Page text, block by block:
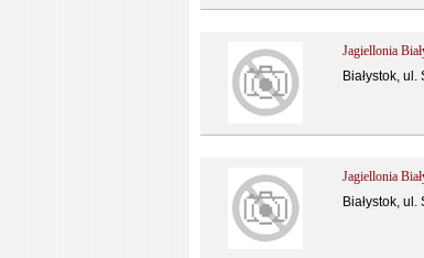
Jagiellonia
Białystok,
Jagiellonia
Białystok,